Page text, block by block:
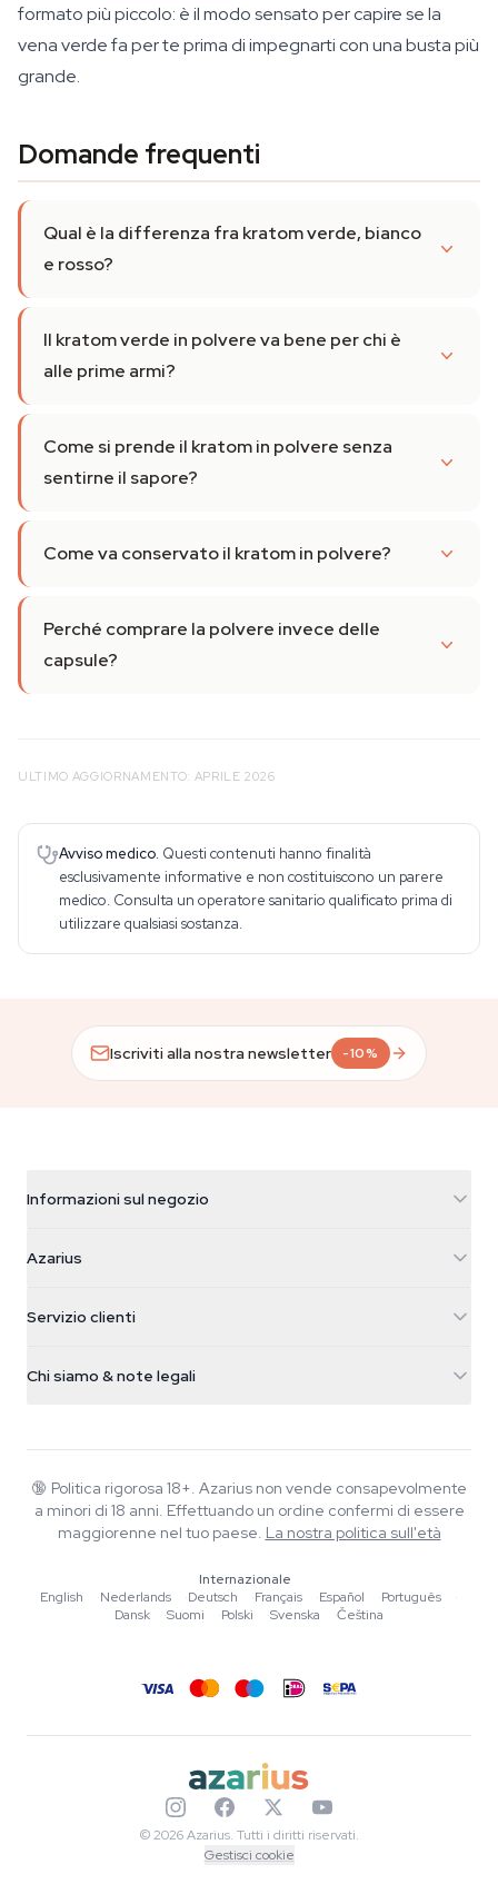
formato più piccolo: è il modo sensato per capire se la
vena verde fa per te prima di impegnarti con una busta più
grande.
Domande frequenti
Qual è la differenza fra kratom verde, bianco
e rosso?
Il kratom verde in polvere va bene per chi è
alle prime armi?
Come si prende il kratom in polvere senza
sentirne il sapore?
Come va conservato il kratom in polvere?
Perché comprare la polvere invece delle
capsule?
ULTIMO AGGIORNAMENTO: APRILE 2026
Avviso medico. Questi contenuti hanno finalità
esclusivamente informative e non costituiscono un parere
medico. Consulta un operatore sanitario qualificato prima di
utilizzare qualsiasi sostanza.
Iscriviti alla nostra newsletter -10%
Informazioni sul negozio
Galvaniweg 11
Nederland
+31(0)204897914
Azarius
Smokeshop
Servizio clienti
FAQ
Informativa sulla privacy
Chi siamo & note legali
Wiki
Blog
Musica
Linee guida editoriali
Strumenti e Calcolatori
🔞 Politica rigorosa 18+. Azarius non vende consapevolmente
a minori di 18 anni. Effettuando un ordine confermi di essere
maggiorenne nel tuo paese. La nostra politica sull'età
Internazionale
English
·Nederlands ·Deutsch ·Français ·Español ·Português
·
Dansk
·Suomi ·Polski ·Svenska ·Čeština
© 2026 Azarius. Tutti i diritti riservati.
Gestisci cookie